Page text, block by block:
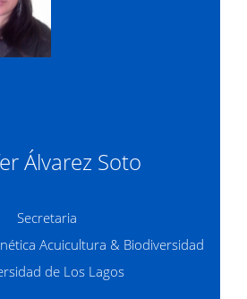
Álvarez Soto
Secretaria
Acuicultura & Biodiversidad
de Los Lagos